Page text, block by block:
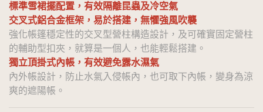
標準雪裙擺配置，有效隔離昆蟲及冷空氣
交叉式鋁合金框架，易於搭建，無懼強風吹襲
強化帳篷穩定性的交叉型營柱構造設計，及可確實固定營柱
的輔助型扣夾，就算是一個人，也能輕鬆搭建。
獨立頂掛式內帳，有效避免露水濕氣
內外帳設計，防止水氣入侵帳內，也可取下內帳，變身為涼
爽的遮陽帳。